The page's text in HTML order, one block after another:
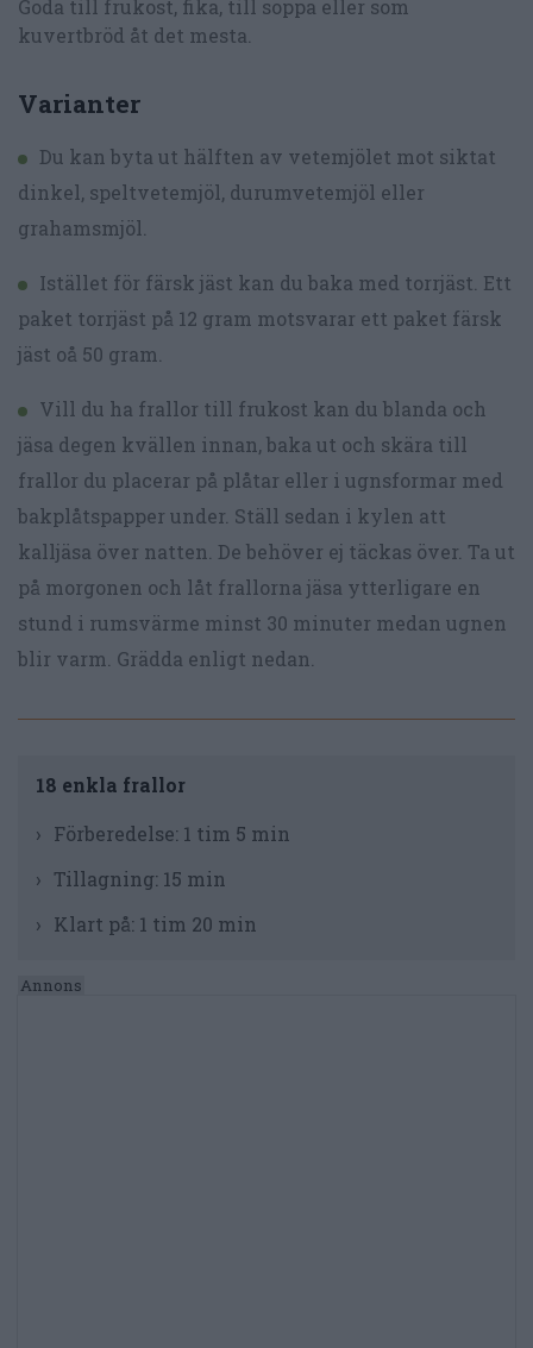
Goda till frukost, fika, till soppa eller som
kuvertbröd åt det mesta.
Varianter
Du kan byta ut hälften av vetemjölet mot siktat
dinkel, speltvetemjöl, durumvetemjöl eller
grahamsmjöl.
Istället för färsk jäst kan du baka med torrjäst. Ett
paket torrjäst på 12 gram motsvarar ett paket färsk
jäst oå 50 gram.
Vill du ha frallor till frukost kan du blanda och
jäsa degen kvällen innan, baka ut och skära till
frallor du placerar på plåtar eller i ugnsformar med
bakplåtspapper under. Ställ sedan i kylen att
kalljäsa över natten. De behöver ej täckas över. Ta ut
på morgonen och låt frallorna jäsa ytterligare en
stund i rumsvärme minst 30 minuter medan ugnen
blir varm. Grädda enligt nedan.
18 enkla frallor
Förberedelse: 1 tim 5 min
Tillagning: 15 min
Klart på: 1 tim 20 min